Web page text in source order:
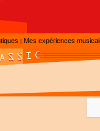
| Mes expériences